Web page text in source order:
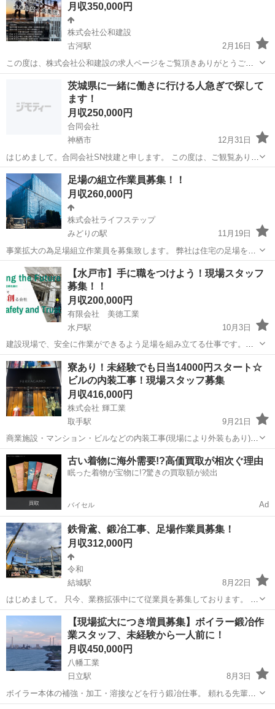
は再稼働に向けた安...月収350,000円
株式会社公和建設
古河駅
2月16日
この度は、株式会社公和建設の求人ページをご覧頂きありがとうござ
います 弊社は『茨城県古河市』に本社を構え、埼玉県を中心に茨城
県・栃木県などで『大手ゼネコンによる大型新築工事現場』で日々活
躍しております その中でも、現場の...
古河駅 鳶職 未経験
茨城県に一緒に働きに行ける人急ぎで探して
ます！
月収250,000円
合同会社
神栖市
12月31日
はじめまして。合同会社SN技建と申します。 この度は、ご観覧ありが
とうございます。 面接は対面、オンライン(LINE電話、FaceTime、
zoom)で 可能です！ 雇用提携時は対面になります！ 職種/鳶 10人 型
枠...
茨城 神栖市 鳶職 未経験
足場の組立作業員募集！！
月収260,000円
株式会社ライフステップ
みどりの駅
11月19日
事業拡大の為足場組立作業員を募集致します。 弊社は住宅の足場を組
む会社になります。 大手ハウスメーカー様等から仕事を頂き一年中仕
事がある状態になります。 この度、戸建てだけではなく中規模や大規
模工事も多く仕事を頂けるよう...
茨城 つくば市 みどりの駅 鳶職 足場
【水戸市】手に職をつけよう！現場スタッフ
募集！！
月収200,000円
有限会社 美徳工業
水戸駅
10月3日
建設現場で、安全に作業ができるよう足場を組み立てる仕事です。建
物に合わせて足場を組み、現場を支える重要な役割を担います。
茨城 水戸市 水戸駅 鳶職 足場
寮あり！未経験でも日当14000円スタート☆
ビルの内装工事！現場スタッフ募集
月収416,000円
株式会社 輝工業
取手駅
9月21日
商業施設・マンション・ビルなどの内装工事(現場により外装もあり)の
お仕事です🙌 ＜＜未経験の方もご安心を＞＞ ⭐作業はチーム制だから
安心！ ⭐イチから丁寧に教えます！ ⭐資格取得支援あり！ 前職はフリ
ーター...
茨城 取手市 取手駅 鳶職 未経験
古い着物に海外需要!?高価買取が相次ぐ理由
眠った着物が宝物に!?驚きの買取額が続出
バイセル Ad
鉄骨鳶、鍛冶工事、足場作業員募集！
月収312,000円
令和
結城駅
8月22日
はじめまして。 只今、業務拡張中にて従業員を募集しております。 ま
だ従業員が少なく、共に支え合える仲間を探しております。 そのた
め、派閥や変な人間関係の歪みなどは全然ありません。 従業員が働き
やすい環境を第一に考えてます。 ...
茨城 結城市 結城駅 鉄骨鳶
【現場拡大につき増員募集】ボイラー鍛冶作
業スタッフ、未経験から一人前に！
月収450,000円
八幡工業
日立駅
8月3日
ボイラー本体の補強・加工・溶接などを行う鍛冶仕事。 頼れる先輩が
丁寧に指導するので未経験でも安心して始められます。 資格取得支援